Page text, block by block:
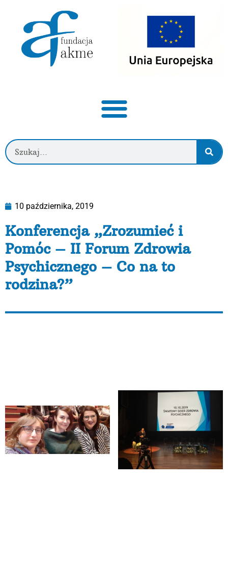
10 października, 2019
Konferencja „Zrozumieć i
Pomóc – II Forum Zdrowia
Psychicznego – Co na to
rodzina?”